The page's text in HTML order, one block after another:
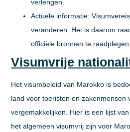
verlengen.
Actuele informatie:
veranderen. Het is daarom
officiële bronnen te
Visumvrije
Het visumbeleid van Marokko is
land voor toeristen en zakenmensen
vergemakkelijken. Hier is een lijst
het algemeen visumvrij zijn voor